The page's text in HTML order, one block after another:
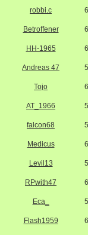
robbi.c
Betroffener
HH-1965
Andreas 47
Tojo
AT_1966
falcon68
Medicus
Levil13
RPwith47
Eca_
Flash1959